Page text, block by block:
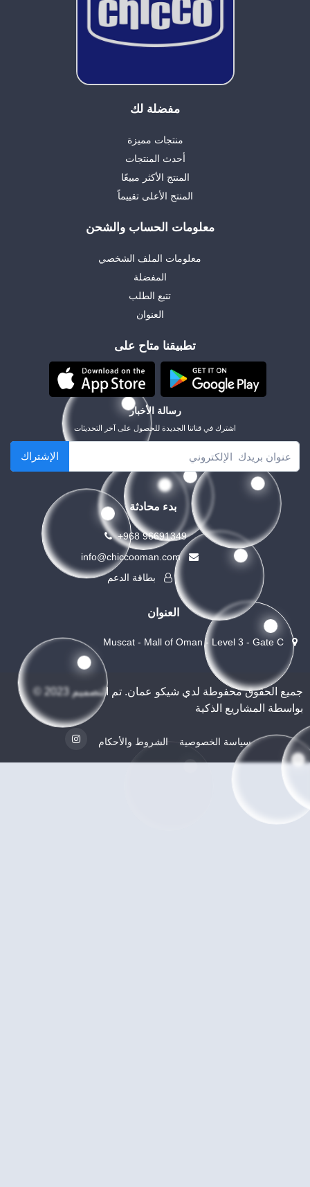
مفضلة لك
منتجات مميزة
أحدث المنتجات
المنتج الأكثر مبيعًا
المنتج الأعلى تقييماً
معلومات الحساب والشحن
معلومات الملف الشخصي
المفضلة
تتبع الطلب
العنوان
تطبيقنا متاح على
رسالة الأخبار
اشترك في قناتنا الجديدة للحصول على آخر التحديثات
الإشتراك
بدء محادثة
+968 96691349
info@chiccooman.com
بطاقة الدعم
العنوان
© 2023 جميع الحقوق محفوطة لدي شيكو عمان. تم التصميم
بواسطة المشاريع الذكية
الشروط والأحكام سياسة الخصوصية